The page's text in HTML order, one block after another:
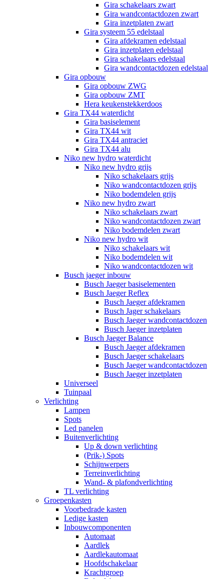
Gira schakelaars zwart
Gira wandcontactdozen zwart
Gira inzetplaten zwart
Gira systeem 55 edelstaal
Gira afdekramen edelstaal
Gira inzetplaten edelstaal
Gira schakelaars edelstaal
Gira wandcontactdozen edelstaal
Gira opbouw
Gira opbouw ZWG
Gira opbouw ZMT
Hera keukenstekkerdoos
Gira TX44 waterdicht
Gira basiselement
Gira TX44 wit
Gira TX44 antraciet
Gira TX44 alu
Niko new hydro waterdicht
Niko new hydro grijs
Niko schakelaars grijs
Niko wandcontactdozen grijs
Niko bodemdelen grijs
Niko new hydro zwart
Niko schakelaars zwart
Niko wandcontactdozen zwart
Niko bodemdelen zwart
Niko new hydro wit
Niko schakelaars wit
Niko bodemdelen wit
Niko wandcontactdozen wit
Busch jaeger inbouw
Busch Jaeger basiselementen
Busch Jaeger Reflex
Busch Jaeger afdekramen
Busch Jager schakelaars
Busch Jaeger wandcontactdozen
Busch Jaeger inzetplaten
Busch Jaeger Balance
Busch Jaeger afdekramen
Busch Jaeger schakelaars
Busch Jaeger wandcontactdozen
Busch Jaeger inzetplaten
Universeel
Tuinpaal
Verlichting
Lampen
Spots
Led panelen
Buitenverlichting
Up & down verlichting
(Prik-) Spots
Schijnwerpers
Terreinverlichting
Wand- & plafondverlichting
TL verlichting
Groepenkasten
Voorbedrade kasten
Ledige kasten
Inbouwcomponenten
Automaat
Aardlek
Aardlekautomaat
Hoofdschakelaar
Krachtgroep